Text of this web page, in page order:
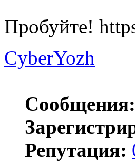
Пробуйте!
CyberYozh
Сообщения:
Репутация: